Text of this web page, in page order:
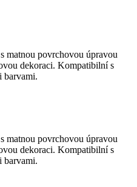
matnou povrchovou úpravou
dekoraci. Kompatibilní s
barvami.
matnou povrchovou úpravou
dekoraci. Kompatibilní s
barvami.